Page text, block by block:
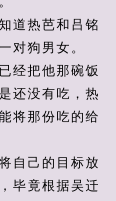
热芭和吕铭
对狗男女。
把他那碗饭
还没有吃，热
将那份吃的给
己的目标放
毕竟根据吴迁